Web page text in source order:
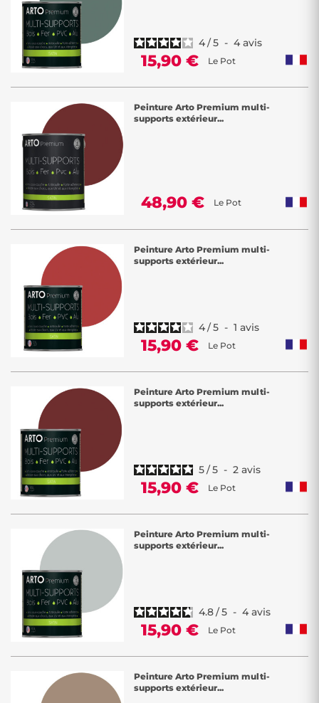
4/5 - 4 avis
15,90 € Le Pot
Peinture Arto Premium multi-
supports extérieur...
48,90 € Le Pot
Peinture Arto Premium multi-
supports extérieur...
4/5 - 1 avis
15,90 € Le Pot
Peinture Arto Premium multi-
supports extérieur...
5/5 - 2 avis
15,90 € Le Pot
Peinture Arto Premium multi-
supports extérieur...
4.8/5 - 4 avis
15,90 € Le Pot
Peinture Arto Premium multi-
supports extérieur...